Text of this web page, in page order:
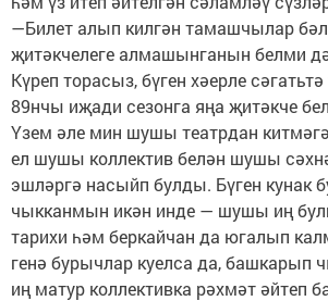
—Билет алып килгән тамашчылар
җитәкчелеге алмашынганын белми
Күреп торасыз, бүген хәерле
89нчы иҗади сезонга яңа җитәкче
Үзем әле мин шушы театрдан
ел шушы коллектив белән шушы
эшләргә насыйп булды. Бүген кунак
чыкканмын икән инде — шушы иң
тарихи һәм беркайчан да югалып
генә бурычлар куелса да, башкарып
иң матур коллективка рәхмәт әйтеп